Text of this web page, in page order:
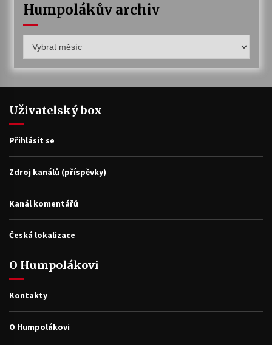
Humpolákův archiv
archiv
Uživatelský box
Přihlásit se
Zdroj kanálů (příspěvky)
Kanál komentářů
Česká lokalizace
O Humpolákovi
Kontakty
O Humpolákovi